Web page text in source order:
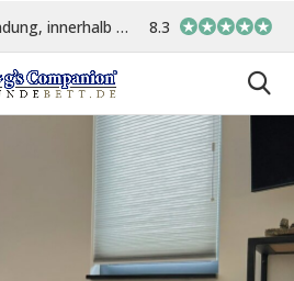
Tag versand In eigener
8.3